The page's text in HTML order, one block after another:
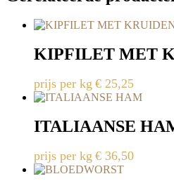
KIPFILET MET
prijs per kg € 25,25
ITALIAANSE
prijs per kg € 36,50